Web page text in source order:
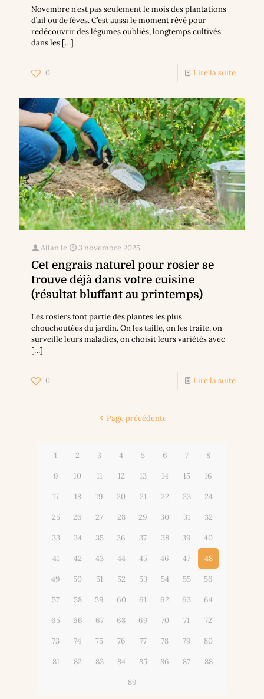
Novembre n’est pas seulement le mois des plantations
d’ail ou de fèves. C’est aussi le moment rêvé pour
redécouvrir des légumes oubliés, longtemps cultivés
dans les […]
0 Lire la suite
Allan le 3 novembre 2025
Cet engrais naturel pour rosier se
trouve déjà dans votre cuisine
(résultat bluffant au printemps)
Les rosiers font partie des plantes les plus
chouchoutées du jardin. On les taille, on les traite, on
surveille leurs maladies, on choisit leurs variétés avec
[…]
0 Lire la suite
Page précédente
1 2 3 4 5 6 7 8
9 10 11 12 13 14 15 16
17 18 19 20 21 22 23 24
25 26 27 28 29 30 31 32
33 34 35 36 37 38 39 40
41 42 43 44 45 46 47 48
49 50 51 52 53 54 55 56
57 58 59 60 61 62 63 64
65 66 67 68 69 70 71 72
73 74 75 76 77 78 79 80
81 82 83 84 85 86 87 88
89